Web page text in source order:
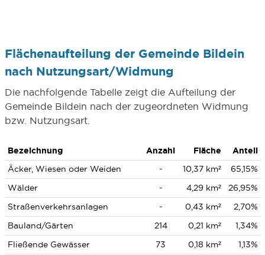
Flächenaufteilung der Gemeinde Bildein
nach Nutzungsart/Widmung
Die nachfolgende Tabelle zeigt die Aufteilung der
Gemeinde Bildein nach der zugeordneten Widmung
bzw. Nutzungsart.
Bezeichnung Anzahl Fläche
Anteil
Äcker, Wiesen oder Weiden
- 10,37 km²
65,15%
Wälder
- 4,29 km²
26,95%
Straßenverkehrsanlagen
- 0,43 km²
2,70%
Bauland/Gärten
214 0,21 km²
1,34%
Fließende Gewässer
73 0,18 km² 1,13%